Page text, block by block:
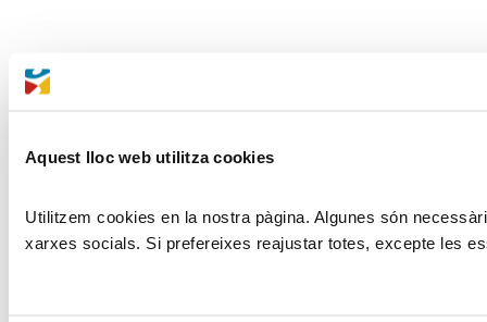
Aquest lloc web utilitza cookies
Utilitzem cookies en la nostra pàgina. Algunes són
xarxes socials. Si prefereixes reajustar totes, excepte les